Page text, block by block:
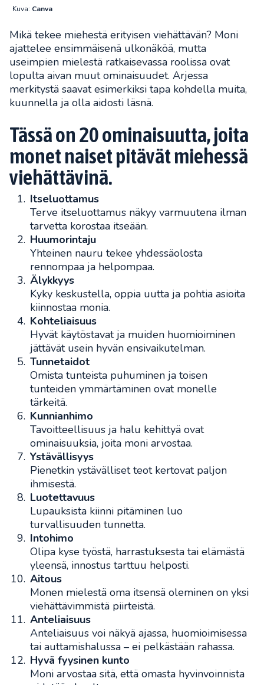
Kuva: Canva
Mikä tekee miehestä erityisen viehättävän? Moni
ajattelee ensimmäisenä ulkonäköä, mutta
useimpien mielestä ratkaisevassa roolissa ovat
lopulta aivan muut ominaisuudet. Arjessa
merkitystä saavat esimerkiksi tapa kohdella muita,
kuunnella ja olla aidosti läsnä.
Tässä on 20 ominaisuutta, joita
monet naiset pitävät miehessä
viehättävinä.
Itseluottamus
Terve itseluottamus näkyy varmuutena ilman
tarvetta korostaa itseään.
Huumorintaju
Yhteinen nauru tekee yhdessäolosta
rennompaa ja helpompaa.
Älykkyys
Kyky keskustella, oppia uutta ja pohtia asioita
kiinnostaa monia.
Kohteliaisuus
Hyvät käytöstavat ja muiden huomioiminen
jättävät usein hyvän ensivaikutelman.
Tunnetaidot
Omista tunteista puhuminen ja toisen
tunteiden ymmärtäminen ovat monelle
tärkeitä.
Kunnianhimo
Tavoitteellisuus ja halu kehittyä ovat
ominaisuuksia, joita moni arvostaa.
Ystävällisyys
Pienetkin ystävälliset teot kertovat paljon
ihmisestä.
Luotettavuus
Lupauksista kiinni pitäminen luo
turvallisuuden tunnetta.
Intohimo
Olipa kyse työstä, harrastuksesta tai elämästä
yleensä, innostus tarttuu helposti.
Aitous
Monen mielestä oma itsensä oleminen on yksi
viehättävimmistä piirteistä.
Anteliaisuus
Anteliaisuus voi näkyä ajassa, huomioimisessa
tai auttamishalussa – ei pelkästään rahassa.
Hyvä fyysinen kunto
Moni arvostaa sitä, että omasta hyvinvoinnista